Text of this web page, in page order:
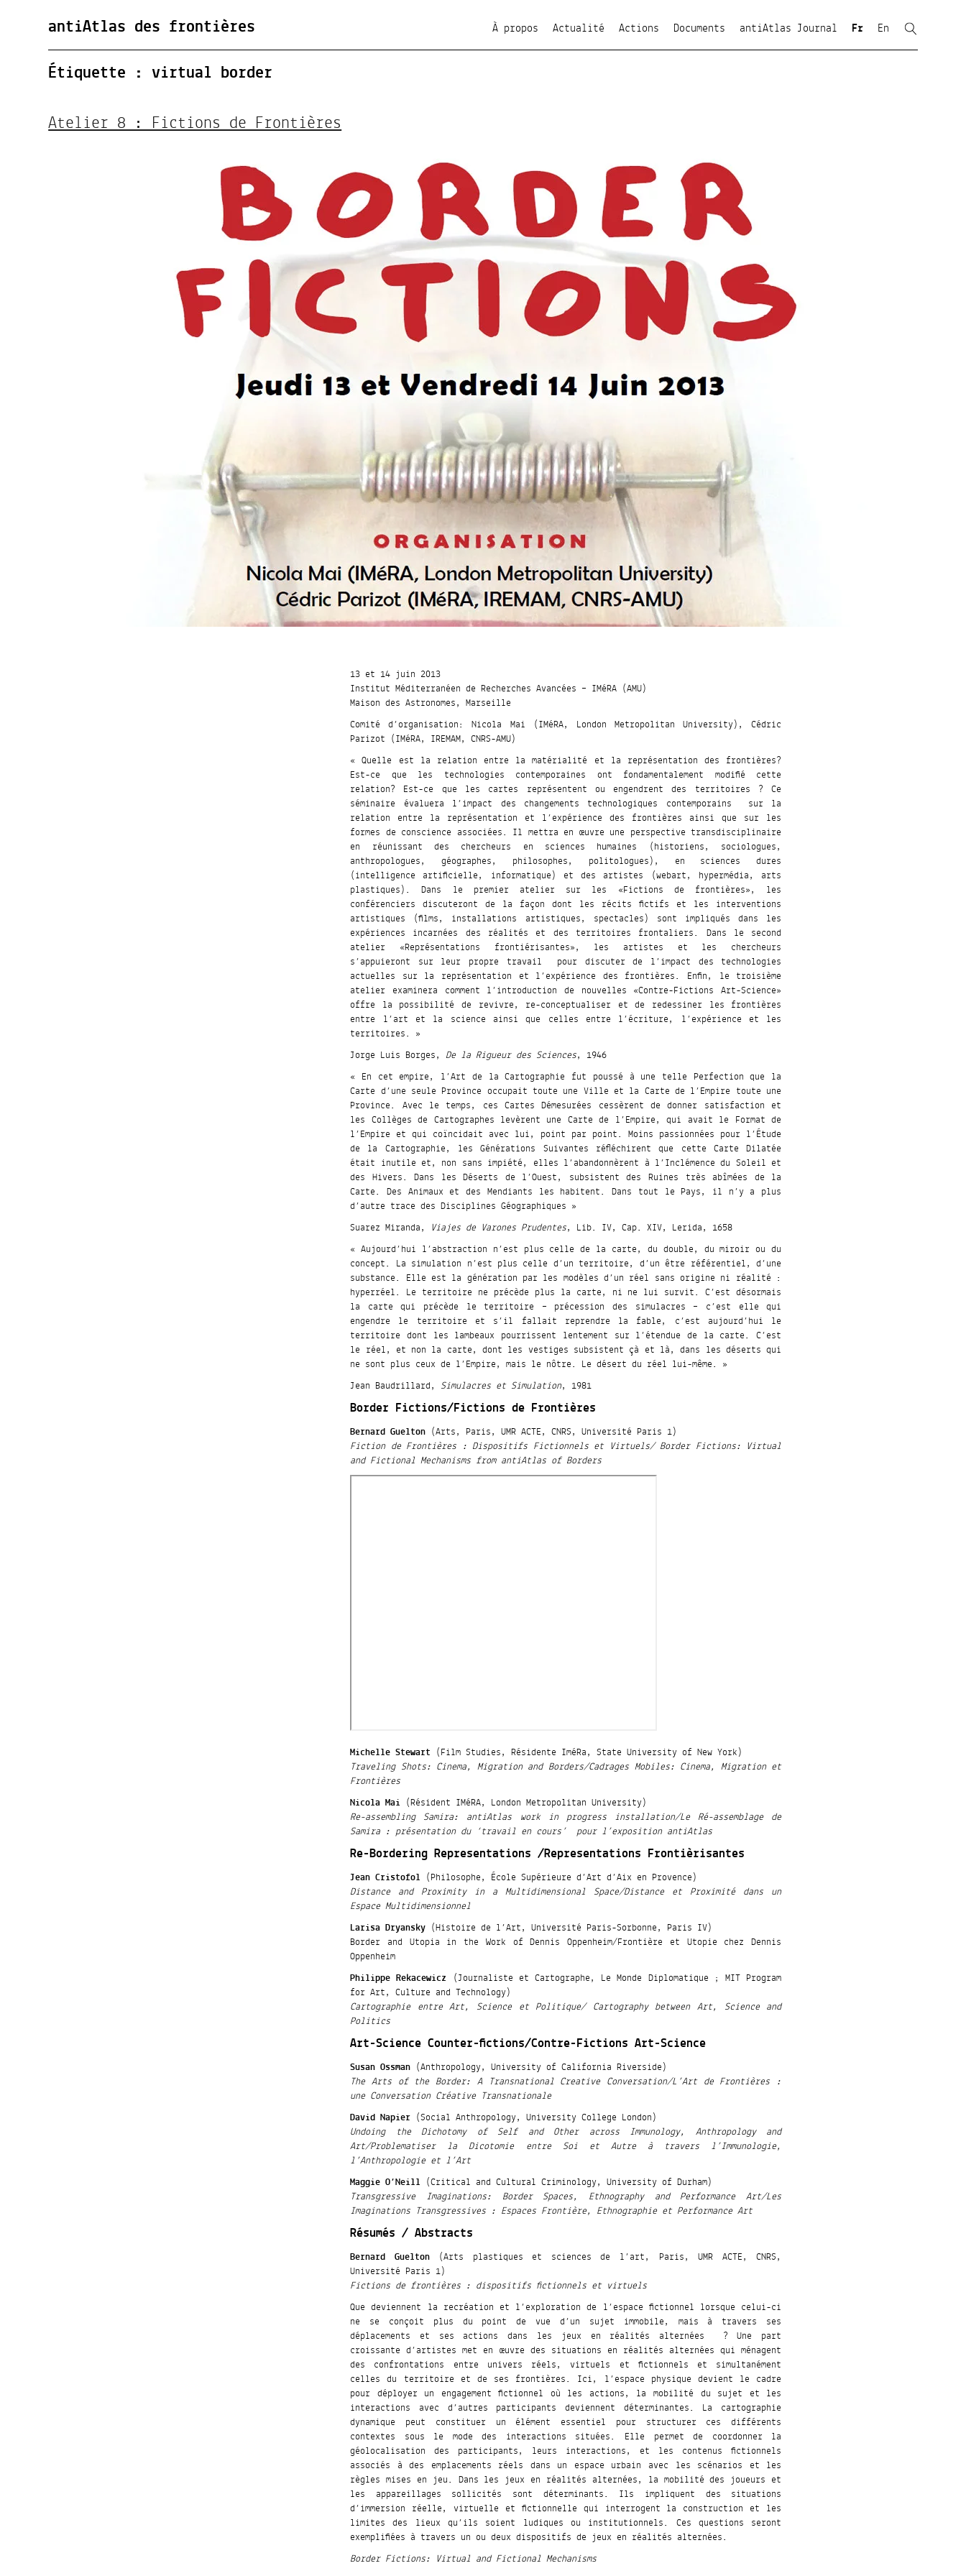
antiAtlas des frontières À propos Actualité Actions Documents antiAtlas Journal Fr En
Étiquette : virtual border
Atelier 8 : Fictions de Frontières
13 et 14 juin 2013
Institut Méditerranéen de Recherches Avancées – IMéRA (AMU)
Maison des Astronomes, Marseille
Comité d’organisation: Nicola Mai (IMéRA, London Metropolitan University), Cédric
Parizot (IMéRA, IREMAM, CNRS-AMU)
« Quelle est la relation entre la matérialité et la représentation des frontières?
Est-ce que les technologies contemporaines ont fondamentalement modifié cette
relation? Est-ce que les cartes représentent ou engendrent des territoires ? Ce
séminaire évaluera l’impact des changements technologiques contemporains sur la
relation entre la représentation et l’expérience des frontières ainsi que sur les
formes de conscience associées. Il mettra en œuvre une perspective transdisciplinaire
en réunissant des chercheurs en sciences humaines (historiens, sociologues,
anthropologues, géographes, philosophes, politologues), en sciences dures
(intelligence artificielle, informatique) et des artistes (webart, hypermédia, arts
plastiques). Dans le premier atelier sur les «Fictions de frontières», les
conférenciers discuteront de la façon dont les récits fictifs et les interventions
artistiques (films, installations artistiques, spectacles) sont impliqués dans les
expériences incarnées des réalités et des territoires frontaliers. Dans le second
atelier «Représentations frontiérisantes», les artistes et les chercheurs
s’appuieront sur leur propre travail pour discuter de l’impact des technologies
actuelles sur la représentation et l’expérience des frontières. Enfin, le troisième
atelier examinera comment l’introduction de nouvelles «Contre-Fictions Art-Science»
offre la possibilité de revivre, re-conceptualiser et de redessiner les frontières
entre l’art et la science ainsi que celles entre l’écriture, l’expérience et les
territoires. »
Jorge Luis Borges, De la Rigueur des Sciences, 1946
« En cet empire, l’Art de la Cartographie fut poussé à une telle Perfection que la
Carte d’une seule Province occupait toute une Ville et la Carte de l’Empire toute une
Province. Avec le temps, ces Cartes Démesurées cessèrent de donner satisfaction et
les Collèges de Cartographes levèrent une Carte de l’Empire, qui avait le Format de
l’Empire et qui coïncidait avec lui, point par point. Moins passionnées pour l’Étude
de la Cartographie, les Générations Suivantes réfléchirent que cette Carte Dilatée
était inutile et, non sans impiété, elles l’abandonnèrent à l’Inclémence du Soleil et
des Hivers. Dans les Déserts de l’Ouest, subsistent des Ruines très abîmées de la
Carte. Des Animaux et des Mendiants les habitent. Dans tout le Pays, il n’y a plus
d’autre trace des Disciplines Géographiques »
Suarez Miranda, Viajes de Varones Prudentes, Lib. IV, Cap. XIV, Lerida, 1658
« Aujourd’hui l’abstraction n’est plus celle de la carte, du double, du miroir ou du
concept. La simulation n’est plus celle d’un territoire, d’un être référentiel, d’une
substance. Elle est la génération par les modèles d’un réel sans origine ni réalité :
hyperréel. Le territoire ne précède plus la carte, ni ne lui survit. C’est désormais
la carte qui précède le territoire – précession des simulacres – c’est elle qui
engendre le territoire et s’il fallait reprendre la fable, c’est aujourd’hui le
territoire dont les lambeaux pourrissent lentement sur l’étendue de la carte. C’est
le réel, et non la carte, dont les vestiges subsistent çà et là, dans les déserts qui
ne sont plus ceux de l’Empire, mais le nôtre. Le désert du réel lui-même. »
Jean Baudrillard, Simulacres et Simulation, 1981
Border Fictions/Fictions de Frontières
Bernard Guelton (Arts, Paris, UMR ACTE, CNRS, Université Paris 1)
Fiction de Frontières : Dispositifs Fictionnels et Virtuels/ Border Fictions: Virtual
and Fictional Mechanisms from antiAtlas of Borders
Michelle Stewart (Film Studies, Résidente IméRa, State University of New York)
Traveling Shots: Cinema, Migration and Borders/Cadrages Mobiles: Cinema, Migration et
Frontières
Nicola Mai (Résident IMéRA, London Metropolitan University)
Re-assembling Samira: antiAtlas work in progress installation/Le Ré-assemblage de
Samira : présentation du ‘travail en cours’ pour l’exposition antiAtlas
Re-Bordering Representations /Representations Frontièrisantes
Jean Cristofol (Philosophe, École Supérieure d’Art d’Aix en Provence)
Distance and Proximity in a Multidimensional Space/Distance et Proximité dans un
Espace Multidimensionnel
Larisa Dryansky (Histoire de l’Art, Université Paris-Sorbonne, Paris IV)
Border and Utopia in the Work of Dennis Oppenheim/Frontière et Utopie chez Dennis
Oppenheim
Philippe Rekacewicz (Journaliste et Cartographe, Le Monde Diplomatique ; MIT Program
for Art, Culture and Technology)
Cartographie entre Art, Science et Politique/ Cartography between Art, Science and
Politics
Art-Science Counter-fictions/Contre-Fictions Art-Science
Susan Ossman (Anthropology, University of California Riverside)
The Arts of the Border: A Transnational Creative Conversation/L’Art de Frontières :
une Conversation Créative Transnationale
David Napier (Social Anthropology, University College London)
Undoing the Dichotomy of Self and Other across Immunology, Anthropology and
Art/Problematiser la Dicotomie entre Soi et Autre à travers l’Immunologie,
l’Anthropologie et l’Art
Maggie O’Neill (Critical and Cultural Criminology, University of Durham)
Transgressive Imaginations: Border Spaces, Ethnography and Performance Art/Les
Imaginations Transgressives : Espaces Frontière, Ethnographie et Performance Art
Résumés / Abstracts
Bernard Guelton(Arts plastiques et sciences de l’art, Paris, UMR ACTE, CNRS,
Université Paris 1)
Fictions de frontières : dispositifs fictionnels et virtuels
Que deviennent la recréation et l’exploration de l’espace fictionnel lorsque celui-ci
ne se conçoit plus du point de vue d’un sujet immobile, mais à travers ses
déplacements et ses actions dans les jeux en réalités alternées ? Une part
croissante d’artistes met en œuvre des situations en réalités alternées qui ménagent
des confrontations entre univers réels, virtuels et fictionnels et simultanément
celles du territoire et de ses frontières. Ici, l’espace physique devient le cadre
pour déployer un engagement fictionnel où les actions, la mobilité du sujet et les
interactions avec d’autres participants deviennent déterminantes. La cartographie
dynamique peut constituer un élément essentiel pour structurer ces différents
contextes sous le mode des interactions situées. Elle permet de coordonner la
géolocalisation des participants, leurs interactions, et les contenus fictionnels
associés à des emplacements réels dans un espace urbain avec les scénarios et les
règles mises en jeu. Dans les jeux en réalités alternées, la mobilité des joueurs et
les appareillages sollicités sont déterminants. Ils impliquent des situations
d’immersion réelle, virtuelle et fictionnelle qui interrogent la construction et les
limites des lieux qu’ils soient ludiques ou institutionnels. Ces questions seront
exemplifiées à travers un ou deux dispositifs de jeux en réalités alternées.
Border Fictions: Virtual and Fictional Mechanisms